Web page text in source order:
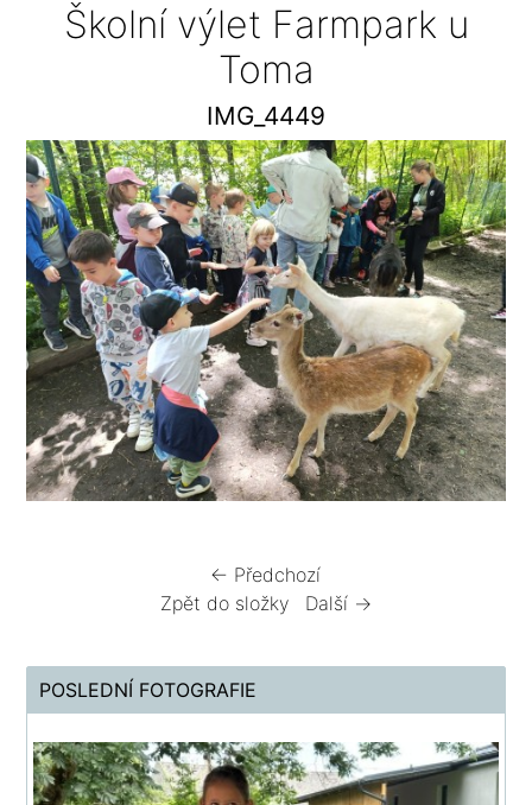
Školní výlet Farmpark u
Toma
IMG_4449
← Předchozí
Zpět do složky
Další →
POSLEDNÍ FOTOGRAFIE